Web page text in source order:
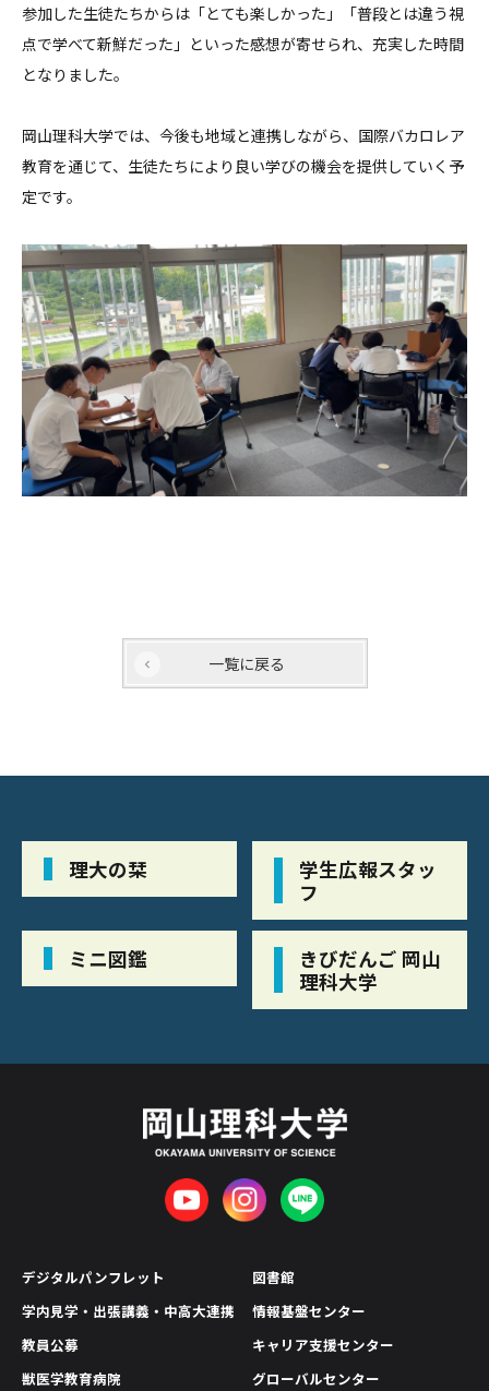
参加した生徒たちからは「とても楽しかった」「普段とは違う視
点で学べて新鮮だった」といった感想が寄せられ、 充実した時間
となりました。
岡山理科大学では、今後も地域と連携しながら、 国際バカロレア
教育を通じて、 生徒たちにより良い学びの機会を提供していく予
定です。
一覧に戻る
理大の栞
学生広報スタッ
フ
ミニ図鑑
きびだんご 岡山
理科大学
デジタルパンフレット
学内見学・出張講義・中高大連携
教員公募
獣医学教育病院
図書館
情報基盤センター
キャリア支援センター
グローバルセンター